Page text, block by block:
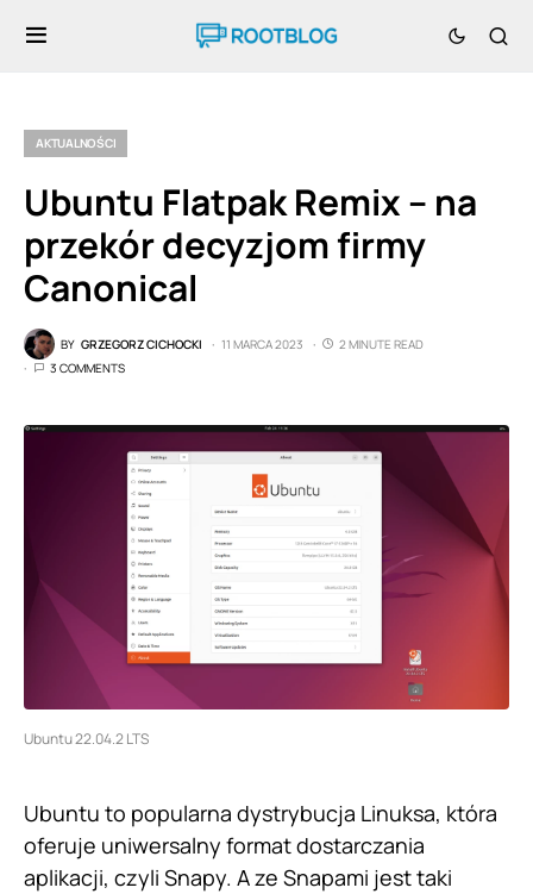
AKTUALNOŚCI
Ubuntu Flatpak Remix – na
przekór decyzjom firmy
Canonical
BY GRZEGORZ CICHOCKI 11 MARCA 2023
2 MINUTE READ
3 COMMENTS
Ubuntu 22.04.2 LTS
Ubuntu to popularna dystrybucja Linuksa, która
oferuje uniwersalny format dostarczania
aplikacji, czyli Snapy. A ze Snapami jest taki